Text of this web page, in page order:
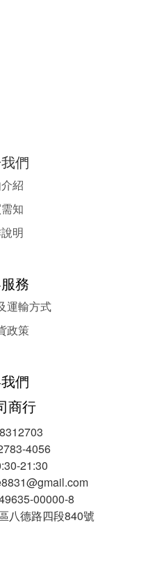
們
紹
知
明
務
運輸方式
政策
們
商行
4056
21:30
00000-8
八德路四段840號